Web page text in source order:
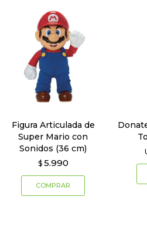
Figura Articulada de
Super Mario con
Sonidos (36 cm)
$ 5.990